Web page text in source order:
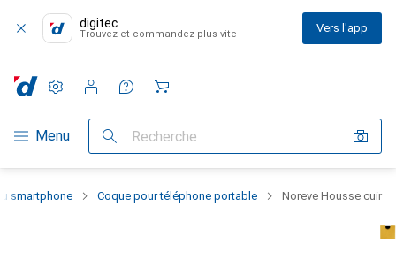
digitec
Trouvez et commandez plus vite Vers l'app
Navigation par catégorie
Menu Recherche
Paramètres
Compte client
Listes de comparaison
Listes d'envies
Panier
smartphone Coque pour téléphone portable Noreve Housse cuir